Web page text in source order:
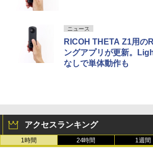
ニュース
RICOH THETA Z1用の
ングアプリが更新。
なしで単体動作も
アクセスランキング
1時間 24時間 1週間